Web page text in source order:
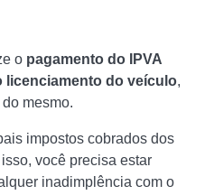
o pagamento do IPVA
licenciamento do veículo,
mesmo.
impostos cobrados dos
você precisa estar
inadimplência com o